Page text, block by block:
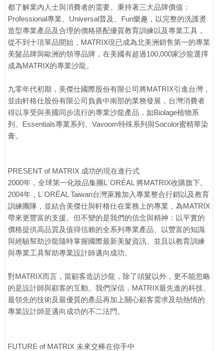
都了解業內人士與消費者的需要。秉持著三大品牌價值：
Professional專業、Universal普及、Fun樂趣，以完整的洗護燙
造型專業產品及合理的價格搭配優質教育訓練以及專業工具，
從不到十項單品開始，MATRIX現已成為北美洲銷售第一的專業
美髮品牌與歐洲的領導品牌，在美國有超過100,000家沙龍選擇
成為MATRIX的專業沙龍。
九零年代初期，美傑仕國際股份有限公司將MATRIX引進台灣，
並由軒格仕股份有限公司負責中南部的業務發展，台灣消費者
得以享受與美國同步流行的專業沙龍產品，如Biolage植物系
列、Essentials專業系列、Vavoom特殊系列與Socolor蜜精華染
膏。
PRESENT of MATRIX 成功的現在進行式
2000年，全球第一化妝品集團L`ORÉAL 將MATRIX收購旗下。
2004年，L`ORÉAL Taiwan台灣萊雅加入專業整合行銷以及教育
訓練團隊，並結合美傑仕與軒格仕在業務上的專業，為MATRIX
帶來更豐富的支援。但不變的是我們的信念與精神：以平實的
價格提供高品質及值得信賴的全系列專業產品、以豐富的知識
與經驗幫助沙龍隨時掌握國際最新美髮資訊、並且以教育訓練
與專業工具幫助專業設計師邁向成功。
對MATRIX而言，當顧客造訪沙龍，除了頭髮以外，更不能忽略
的是設計師與顧客的互動。我們深信，MATRIX最先進的科技、
最領先的技術及最優質的產品再加上關心顧客需求及劫熱情的
專業設計師是邁向成功的不二法門。
FUTURE of MATRIX 未來交棒在你手中